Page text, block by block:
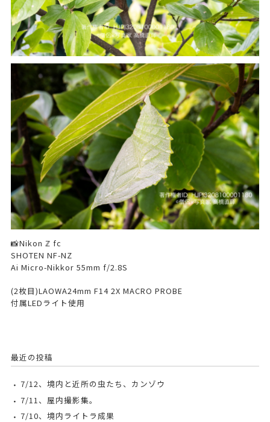
📸Nikon ℤ fc
SHOTEN NF-NZ
Ai Micro-Nikkor 55mm f/2.8S
(2枚目)LAOWA24mm F14 2X MACRO PROBE
付属LEDライト使用
最近の投稿
7/12、境内と近所の虫たち、カンゾウ
7/11、屋内撮影集。
7/10、境内ライトラ成果